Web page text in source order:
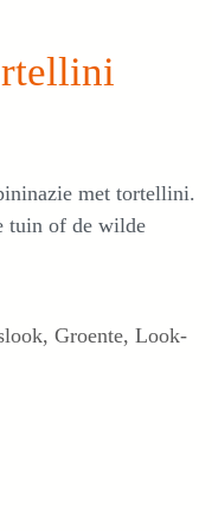
met tortellini.
tuin of de wilde
, Groente, Look-